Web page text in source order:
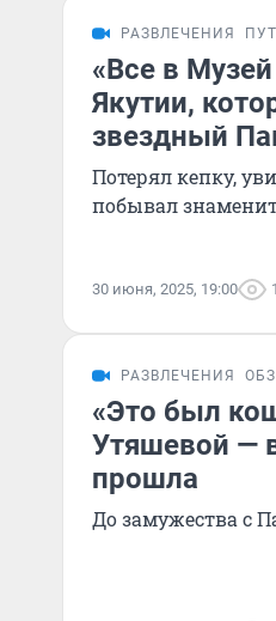
РАЗВЛЕЧЕНИЯ
«Все в
Якутии,
звездный
Потерял кепку,
побывал
30 июня, 2025, 19:00
РАЗВЛЕЧЕНИЯ
«Это был
Утяшевой —
прошла
До замужества с